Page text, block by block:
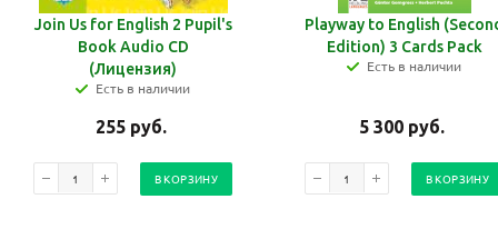
Join Us for English 2 Pupil's
Book Audio CD
(Лицензия)
Есть в наличии
255руб.
В КОРЗИНУ
Playway to English
Edition) 3 Cards Pack
Есть в наличии
5 300 руб.
В КОРЗИНУ